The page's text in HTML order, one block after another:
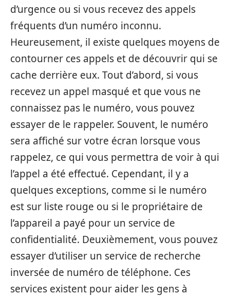
d’urgence ou si vous recevez des appels
fréquents d’un numéro inconnu.
Heureusement, il existe quelques moyens de
contourner ces appels et de découvrir qui se
cache derrière eux. Tout d’abord, si vous
recevez un appel masqué et que vous ne
connaissez pas le numéro, vous pouvez
essayer de le rappeler. Souvent, le numéro
sera affiché sur votre écran lorsque vous
rappelez, ce qui vous permettra de voir à qui
l’appel a été effectué. Cependant, il y a
quelques exceptions, comme si le numéro
est sur liste rouge ou si le propriétaire de
l’appareil a payé pour un service de
confidentialité. Deuxièmement, vous pouvez
essayer d’utiliser un service de recherche
inversée de numéro de téléphone. Ces
services existent pour aider les gens à